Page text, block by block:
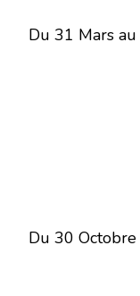
Du 31 Mars
Du 30